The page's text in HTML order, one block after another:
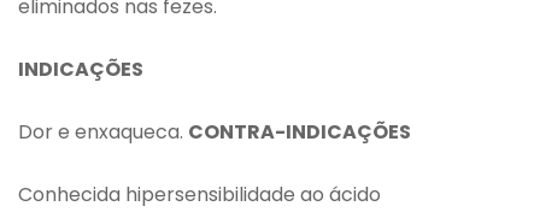
eliminados nas fezes.
INDICAÇÕES
Dor e enxaqueca. CONTRA-INDICAÇÕES
Conhecida hipersensibilidade ao ácido